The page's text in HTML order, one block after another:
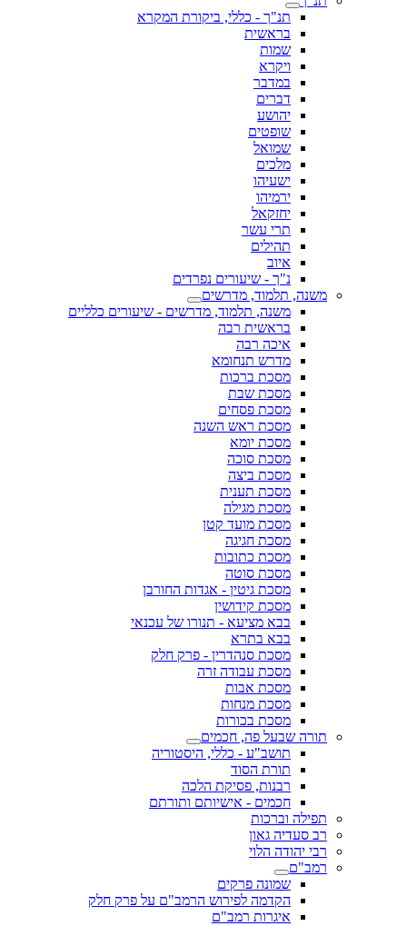
תנ"ך - כללי, ביקורת המקרא
בראשית
שמות
ויקרא
במדבר
דברים
יהושע
שופטים
שמואל
מלכים
ישעיהו
ירמיהו
יחזקאל
תרי עשר
תהילים
איוב
נ"ך - שיעורים נפרדים
משנה, תלמוד, מדרשים
משנה, תלמוד, מדרשים - שיעורים כלליים
בראשית רבה
איכה רבה
מדרש תנחומא
מסכת ברכות
מסכת שבת
מסכת פסחים
מסכת ראש השנה
מסכת יומא
מסכת סוכה
מסכת ביצה
מסכת תענית
מסכת מגילה
מסכת מועד קטן
מסכת חגיגה
מסכת כתובות
מסכת סוטה
מסכת גיטין - אגדות החורבן
מסכת קידושין
בבא מציעא - תנורו של עכנאי
בבא בתרא
מסכת סנהדרין - פרק חלק
מסכת עבודה זרה
מסכת אבות
מסכת מנחות
מסכת בכורות
תורה שבעל פה, חכמים
תושב"ע - כללי, היסטוריה
תורת הסוד
רבנות, פסיקת הלכה
חכמים - אישיותם ותורתם
תפילה וברכות
רב סעדיה גאון
רבי יהודה הלוי
רמב"ם
שמונה פרקים
הקדמה לפירוש הרמב"ם על פרק חלק
איגרות רמב"ם